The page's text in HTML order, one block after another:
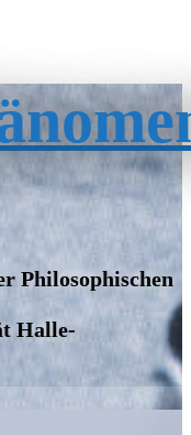
Philosophischen
Halle-